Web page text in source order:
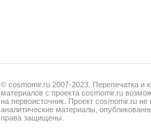
© cosmomir.ru 2007-2023. Перепечатка и
материалов с проекта cosmomir.ru
на первоисточник. Проект cosmomir.ru не
аналитические материалы,
права защищены.